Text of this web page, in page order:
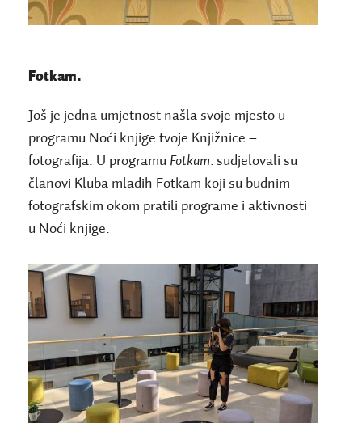
Fotkam.
Još je jedna umjetnost našla svoje mjesto u
programu Noći knjige tvoje Knjižnice –
fotografija. U programu Fotkam. sudjelovali su
članovi Kluba mladih Fotkam koji su budnim
fotografskim okom pratili programe i aktivnosti
u Noći knjige.